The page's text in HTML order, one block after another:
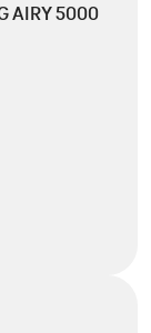
AIRY 5000